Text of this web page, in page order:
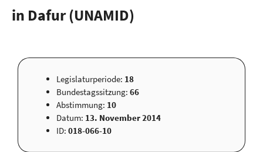
in Dafur (UNAMID)
Legislaturperiode: 18
Bundestagssitzung: 66
Abstimmung: 10
Datum: 13. November 2014
ID: 018-066-10